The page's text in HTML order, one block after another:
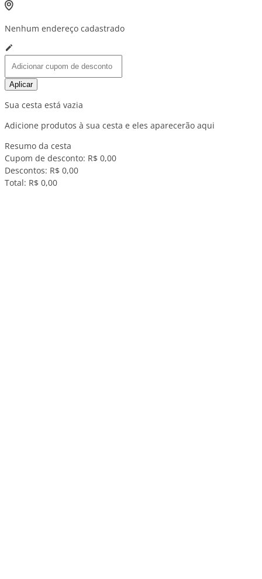
Nenhum endereço cadastrado
Aplicar
Sua cesta está vazia
Adicione produtos à sua cesta e eles aparecerão aqui
Resumo da cesta
Cupom de desconto: R$ 0,00
Descontos: R$ 0,00
Total: R$ 0,00